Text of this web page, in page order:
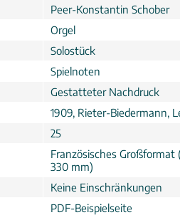
Peer-Konstantin Schober
Orgel
Solostück
Spielnoten
Gestatteter Nachdruck
1909, Rieter-Biedermann,
25
Französisches Großformat
330 mm)
Keine Einschränkungen
PDF-Beispielseite